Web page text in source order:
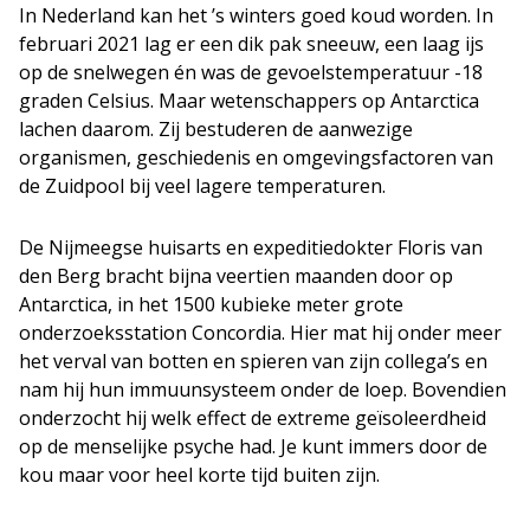
In Nederland kan het ’s winters goed koud worden. In
februari 2021 lag er een dik pak sneeuw, een laag ijs
op de snelwegen én was de gevoelstemperatuur -18
graden Celsius. Maar wetenschappers op Antarctica
lachen daarom. Zij bestuderen de aanwezige
organismen, geschiedenis en omgevingsfactoren van
de Zuidpool bij veel lagere temperaturen.
De Nijmeegse huisarts en expeditiedokter Floris van
den Berg bracht bijna veertien maanden door op
Antarctica, in het 1500 kubieke meter grote
onderzoeksstation Concordia. Hier mat hij onder meer
het verval van botten en spieren van zijn collega’s en
nam hij hun immuunsysteem onder de loep. Bovendien
onderzocht hij welk effect de extreme geïsoleerdheid
op de menselijke psyche had. Je kunt immers door de
kou maar voor heel korte tijd buiten zijn.